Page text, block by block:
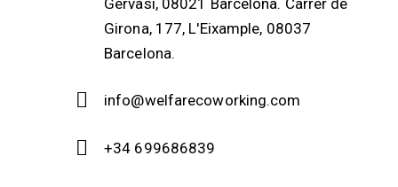
Girona, 177, L'Eixample, 08037
Barcelona.
info@welfarecoworking.com
+34 699686839